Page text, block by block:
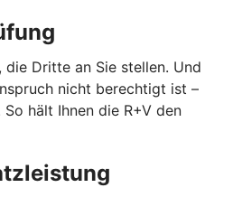
Dritte an Sie stellen. Und
nicht berechtigt ist –
hält Ihnen die R+V den